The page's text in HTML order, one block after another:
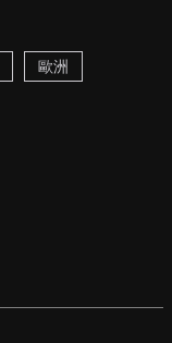
歐洲